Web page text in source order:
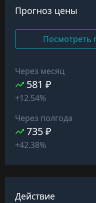
Прогноз цены
Посмотреть
Через месяц
581 ₽
+12.54%
Через полгода
735 ₽
+42.38%
Действие